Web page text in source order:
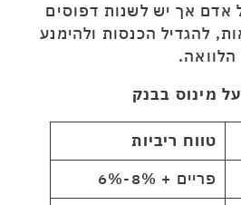
אדם אך יש לשנות דפוסים
להגדיל הכנסות ולהימנע
מינוס בבנק
טווח ריביות
פריים + 8%-6%